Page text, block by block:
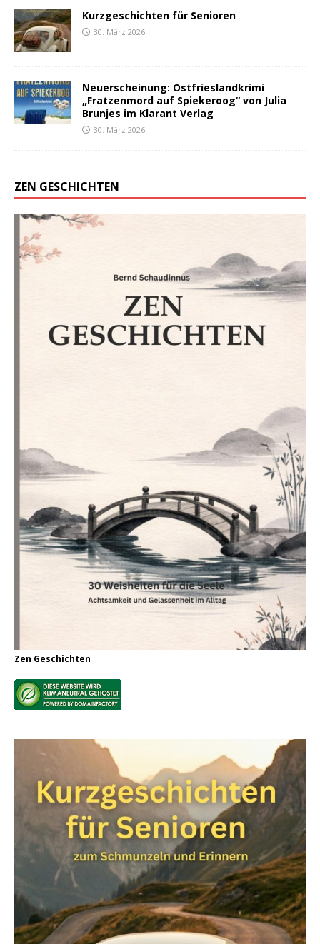
Kurzgeschichten für Senioren
30. März 2026
Neuerscheinung: Ostfrieslandkrimi
„Fratzenmord auf Spiekeroog“ von Julia
Brunjes im Klarant Verlag
30. März 2026
ZEN GESCHICHTEN
Zen Geschichten